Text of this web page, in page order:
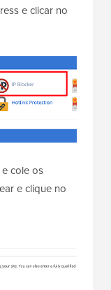
e clicar no
cole os
e clique no